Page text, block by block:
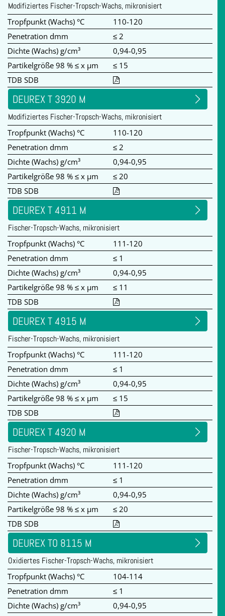
Modifiziertes Fischer-Tropsch-Wachs, mikronisiert
Tropfpunkt (Wachs) °C
110-120
Penetration dmm
≤ 2
Dichte (Wachs) g/cm³
0,94-0,95
Partikelgröße 98 % ≤ x µm
≤ 15
TDB SDB
DEUREX T 3920 M
Modifiziertes Fischer-Tropsch-Wachs, mikronisiert
Tropfpunkt (Wachs) °C
110-120
Penetration dmm
≤ 2
Dichte (Wachs) g/cm³
0,94-0,95
Partikelgröße 98 % ≤ x µm
≤ 20
TDB SDB
DEUREX T 4911 M
Fischer-Tropsch-Wachs, mikronisiert
Tropfpunkt (Wachs) °C
111-120
Penetration dmm
≤ 1
Dichte (Wachs) g/cm³
0,94-0,95
Partikelgröße 98 % ≤ x µm
≤ 11
TDB SDB
DEUREX T 4915 M
Fischer-Tropsch-Wachs, mikronisiert
Tropfpunkt (Wachs) °C
111-120
Penetration dmm
≤ 1
Dichte (Wachs) g/cm³
0,94-0,95
Partikelgröße 98 % ≤ x µm
≤ 15
TDB SDB
DEUREX T 4920 M
Fischer-Tropsch-Wachs, mikronisiert
Tropfpunkt (Wachs) °C
111-120
Penetration dmm
≤ 1
Dichte (Wachs) g/cm³
0,94-0,95
Partikelgröße 98 % ≤ x µm
≤ 20
TDB SDB
DEUREX TO 8115 M
Oxidiertes Fischer-Tropsch-Wachs, mikronisiert
Tropfpunkt (Wachs) °C
104-114
Penetration dmm
≤ 1
Dichte (Wachs) g/cm³
0,94-0,95